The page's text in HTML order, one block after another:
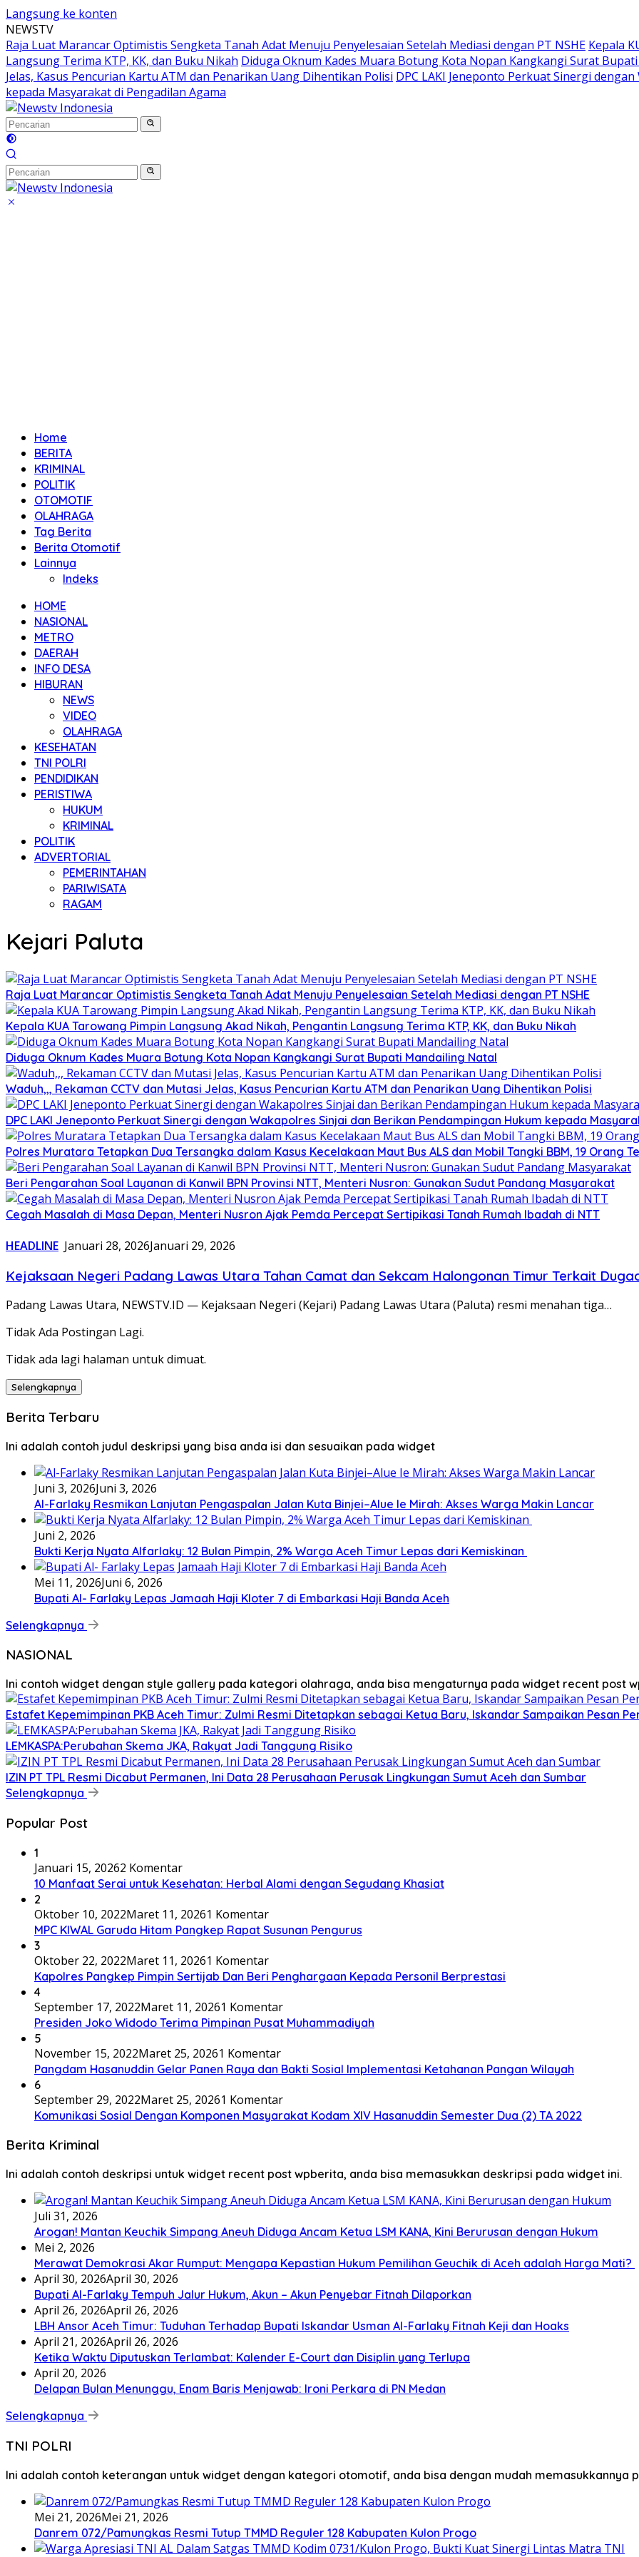
Langsung ke konten
NEWSTV
Raja Luat Marancar Optimistis Sengketa Tanah Adat Menuju Penyelesaian Setelah Mediasi dengan PT NSHE Kepala
Langsung Terima KTP, KK, dan Buku Nikah Diduga Oknum Kades Muara Botung Kota Nopan Kangkangi Surat
Jelas, Kasus Pencurian Kartu ATM dan Penarikan Uang Dihentikan Polisi DPC LAKI Jeneponto Perkuat Sinergi
kepada Masyarakat di Pengadilan Agama
Home
BERITA
KRIMINAL
POLITIK
OTOMOTIF
OLAHRAGA
Tag Berita
Berita Otomotif
Lainnya
Indeks
HOME
NASIONAL
METRO
DAERAH
INFO DESA
HIBURAN
NEWS
VIDEO
OLAHRAGA
KESEHATAN
TNI POLRI
PENDIDIKAN
PERISTIWA
HUKUM
KRIMINAL
POLITIK
ADVERTORIAL
PEMERINTAHAN
PARIWISATA
RAGAM
Kejari Paluta
Raja Luat Marancar Optimistis Sengketa Tanah Adat Menuju Penyelesaian Setelah Mediasi dengan PT NSHE
Kepala KUA Tarowang Pimpin Langsung Akad Nikah, Pengantin Langsung Terima KTP, KK, dan Buku Nikah
Diduga Oknum Kades Muara Botung Kota Nopan Kangkangi Surat Bupati Mandailing Natal
Waduh,,, Rekaman CCTV dan Mutasi Jelas, Kasus Pencurian Kartu ATM dan Penarikan Uang Dihentikan Polisi
DPC LAKI Jeneponto Perkuat Sinergi dengan Wakapolres Sinjai dan Berikan Pendampingan Hukum kepada
Polres Muratara Tetapkan Dua Tersangka dalam Kasus Kecelakaan Maut Bus ALS dan Mobil Tangki BBM, 19 Orang
Beri Pengarahan Soal Layanan di Kanwil BPN Provinsi NTT, Menteri Nusron: Gunakan Sudut Pandang Masyarakat
Cegah Masalah di Masa Depan, Menteri Nusron Ajak Pemda Percepat Sertipikasi Tanah Rumah Ibadah di NTT
HEADLINE Januari 28, 2026Januari 29, 2026
Kejaksaan Negeri Padang Lawas Utara Tahan Camat dan Sekcam Halongonan Timur Terkait
Padang Lawas Utara, NEWSTV.ID — Kejaksaan Negeri (Kejari) Padang Lawas Utara (Paluta) resmi menahan tiga…
Tidak Ada Postingan Lagi.
Tidak ada lagi halaman untuk dimuat.
Selengkapnya
Berita Terbaru
Ini adalah contoh judul deskripsi yang bisa anda isi dan sesuaikan pada widget
Juni 3, 2026Juni 3, 2026
Al-Farlaky Resmikan Lanjutan Pengaspalan Jalan Kuta Binjei–Alue Ie Mirah: Akses Warga Makin Lancar
Juni 2, 2026
Bukti Kerja Nyata Alfarlaky: 12 Bulan Pimpin, 2% Warga Aceh Timur Lepas dari Kemiskinan ‎
Mei 11, 2026Juni 6, 2026
Bupati Al- Farlaky Lepas Jamaah Haji Kloter 7 di Embarkasi Haji Banda Aceh
Selengkapnya
NASIONAL
Ini contoh widget dengan style gallery pada kategori olahraga, anda bisa mengaturnya pada widget recent post
Estafet Kepemimpinan PKB Aceh Timur: Zulmi Resmi Ditetapkan sebagai Ketua Baru, Iskandar Sampaikan Pesan
LEMKASPA:Perubahan Skema JKA, Rakyat Jadi Tanggung Risiko
IZIN PT TPL Resmi Dicabut Permanen, Ini Data 28 Perusahaan Perusak Lingkungan Sumut Aceh dan Sumbar
Selengkapnya
Popular Post
1
Januari 15, 20262 Komentar
10 Manfaat Serai untuk Kesehatan: Herbal Alami dengan Segudang Khasiat
2
Oktober 10, 2022Maret 11, 20261 Komentar
MPC KIWAL Garuda Hitam Pangkep Rapat Susunan Pengurus
3
Oktober 22, 2022Maret 11, 20261 Komentar
Kapolres Pangkep Pimpin Sertijab Dan Beri Penghargaan Kepada Personil Berprestasi
4
September 17, 2022Maret 11, 20261 Komentar
Presiden Joko Widodo Terima Pimpinan Pusat Muhammadiyah
5
November 15, 2022Maret 25, 20261 Komentar
Pangdam Hasanuddin Gelar Panen Raya dan Bakti Sosial Implementasi Ketahanan Pangan Wilayah
6
September 29, 2022Maret 25, 20261 Komentar
Komunikasi Sosial Dengan Komponen Masyarakat Kodam XIV Hasanuddin Semester Dua (2) TA 2022
Berita Kriminal
Ini adalah contoh deskripsi untuk widget recent post wpberita, anda bisa memasukkan deskripsi pada widget ini.
Juli 31, 2026
Arogan! Mantan Keuchik Simpang Aneuh Diduga Ancam Ketua LSM KANA, Kini Berurusan dengan Hukum
Mei 2, 2026
Merawat Demokrasi Akar Rumput: Mengapa Kepastian Hukum Pemilihan Geuchik di Aceh adalah Harga Mati? ‎
April 30, 2026April 30, 2026
Bupati Al-Farlaky Tempuh Jalur Hukum, Akun – Akun Penyebar Fitnah Dilaporkan
April 26, 2026April 26, 2026
LBH Ansor Aceh Timur: Tuduhan Terhadap Bupati Iskandar Usman Al-Farlaky Fitnah Keji dan Hoaks
April 21, 2026April 26, 2026
Ketika Waktu Diputuskan Terlambat: Kalender E-Court dan Disiplin yang Terlupa
April 20, 2026
Delapan Bulan Menunggu, Enam Baris Menjawab: Ironi Perkara di PN Medan
Selengkapnya
TNI POLRI
Ini adalah contoh keterangan untuk widget dengan kategori otomotif, anda bisa dengan mudah memasukkannya
Mei 21, 2026Mei 21, 2026
Danrem 072/Pamungkas Resmi Tutup TMMD Reguler 128 Kabupaten Kulon Progo